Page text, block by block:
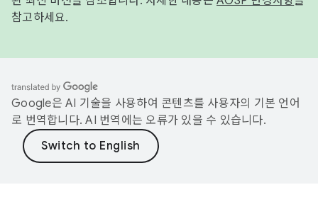
참고하세요.
Google은 AI 기술을 사용하여 콘텐츠를 사용자의 기본 언어
로 번역합니다. AI 번역에는 오류가 있을 수 있습니다.